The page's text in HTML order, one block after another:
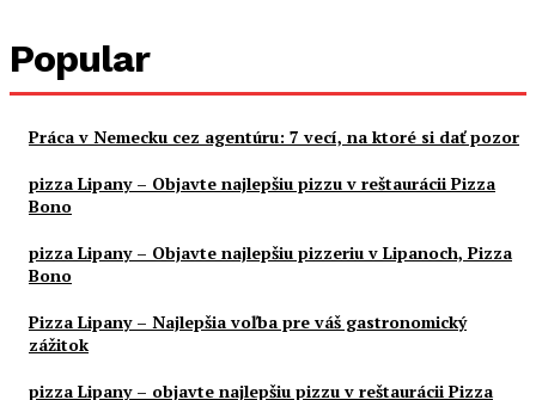
Popular
Práca v Nemecku cez agentúru: 7 vecí, na ktoré si dať pozor
pizza Lipany – Objavte najlepšiu pizzu v reštaurácii Pizza
Bono
pizza Lipany – Objavte najlepšiu pizzeriu v Lipanoch, Pizza
Bono
Pizza Lipany – Najlepšia voľba pre váš gastronomický
zážitok
pizza Lipany – objavte najlepšiu pizzu v reštaurácii Pizza